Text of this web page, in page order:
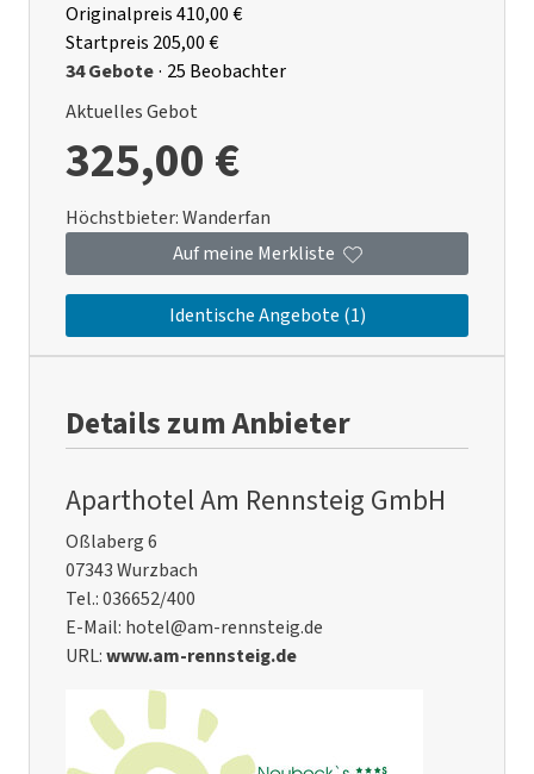
Originalpreis410,00 €
Startpreis 205,00 €
34 Gebote· 25 Beobachter
Aktuelles Gebot
325,00 €
Höchstbieter:Wanderfan
Auf meine Merkliste
Identische Angebote (1)
Details zum Anbieter
Aparthotel Am Rennsteig GmbH
Oßlaberg 6
07343 Wurzbach
Tel.: 036652/400
E-Mail: hotel@am-rennsteig.de
URL:www.am-rennsteig.de